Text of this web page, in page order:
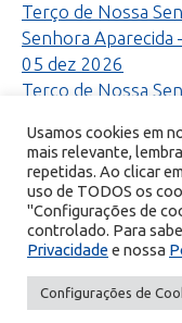
Terço de Nossa
Senhora Aparecida
05 dez 2026
Terço de Nossa
Mês anterior
meses
© Copyright 2026
Usamos cookies em
mais relevante,
repetidas. Ao clicar
uso de TODOS os
"Configurações de
controlado. Para
Privacidade e nossa
Configurações de